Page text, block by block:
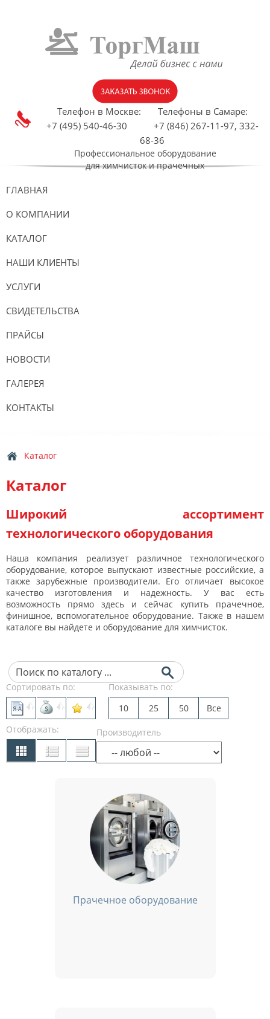
Телефон в Москве: Телефоны в Самаре:
+7 (495) 540-46-30 +7 (846) 267-11-97, 332-
68-36
Профессиональное оборудование
для химчисток и прачечных
ГЛАВНАЯ
О КОМПАНИИ
КАТАЛОГ
НАШИ КЛИЕНТЫ
УСЛУГИ
СВИДЕТЕЛЬСТВА
ПРАЙСЫ
НОВОСТИ
ГАЛЕРЕЯ
КОНТАКТЫ
Каталог
Каталог
Широкий ассортимент
технологического оборудования
Наша компания реализует различное технологического
оборудование, которое выпускают известные российские, а
также зарубежные производители. Его отличает высокое
качество изготовления и надежность. У вас есть
возможность прямо здесь и сейчас купить прачечное,
финишное, вспомогательное оборудование. Также в нашем
каталоге вы найдете и оборудование для химчисток.
Сортировать по:
Показывать по:
10
25 50
Все
Отображать:
Производитель
Прачечное оборудование